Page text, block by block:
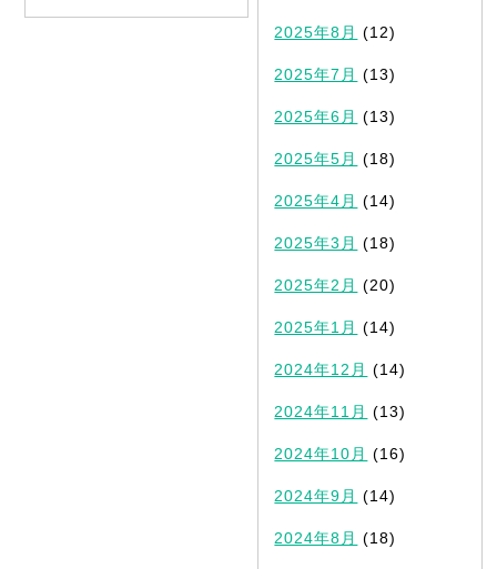
2025年8月 (12)
2025年7月 (13)
2025年6月 (13)
2025年5月 (18)
2025年4月 (14)
2025年3月 (18)
2025年2月 (20)
2025年1月 (14)
2024年12月 (14)
2024年11月 (13)
2024年10月 (16)
2024年9月 (14)
2024年8月 (18)